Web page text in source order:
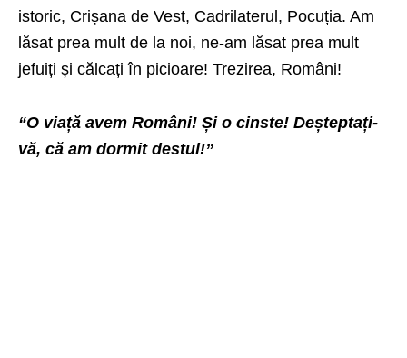
istoric, Crișana de Vest, Cadrilaterul, Pocuția. Am
lăsat prea mult de la noi, ne-am lăsat prea mult
jefuiți și călcați în picioare! Trezirea, Români!
“O viață avem Români! Și o cinste! Deșteptați-
vă, că am dormit destul!”